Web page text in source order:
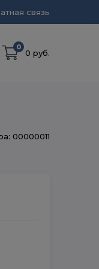
связь
0
0 руб.
00000011